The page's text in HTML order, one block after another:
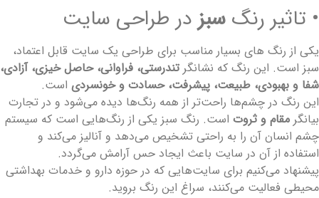
• تاثیر رنگ سبزدر طراحی سایت
یکی از رنگ های بسیار مناسب برای طراحی یک سایت قابل اعتماد،
سبز است. این رنگ که نشانگرتندرستی، فراوانی، حاصل‌ خیزی، آزادی،
شفا و بهبودی، طبیعت، پیشرفت، حسادت و خونسردیاست.
این رنگ در چشم‌ها راحت‌تر از همه رنگ‌ها دیده می‌شود و در تجارت
بیانگر مقام و ثروتاست. رنگ سبز یکی از رنگ‌هایی است که سیستم
چشم انسان آن را به راحتی تشخیص می‌دهد و آنالیز می‌کند و
استفاده از آن در سایت باعث ایجاد حس آرامش می‌گردد.
پیشنهاد‌ می‌کنیم برای سایت‌هایی که در حوزه دارو و خدمات بهداشتی
محیطی فعالیت می‌کنند، سراغ این رنگ بروید.